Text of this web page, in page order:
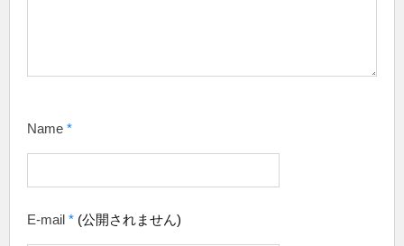
Name *
E-mail * (公開されません)